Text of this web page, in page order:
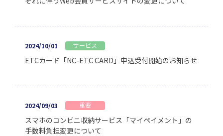
2024/10/01 サービス
ETCカード「NC-ETC CARD」申込受付開始のお知らせ
2024/09/03 重要
スマホのコンビニ収納サービス「マイペイメント」の
手数料負担変更について